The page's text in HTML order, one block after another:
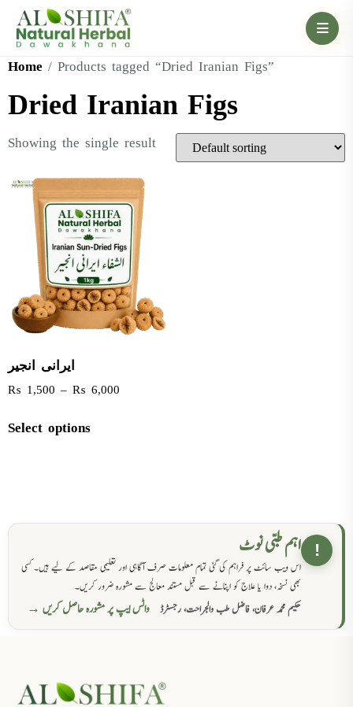
Home / Products tagged “Dried Iranian Figs”
Dried Iranian Figs
Showing the single result
ایرانی انجیر
₨ 1,500 – ₨ 6,000
Select options
! اہم طبی نوٹ
اس ویب سائٹ پر فراہم کی گئی تمام معلومات صرف آگاہی اور تعلیمی مقاصد کے لیے ہیں۔ کسی
بھی نسخہ، دوا یا علاج کو اپنانے سے قبل مستند معالج سے مشورہ ضرور کریں۔
حکیم محمد عرفان، فاضل طب والجراحت، رجسٹرڈ
واٹس ایپ پر مشورہ حاصل کریں →